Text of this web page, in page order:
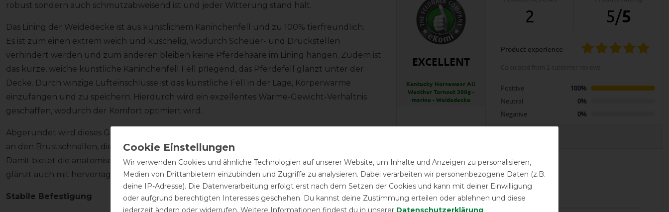
robust sondern auch schmutzabweisend ist und jeder Witterung stand hält.
Das Lining der Weidedecke ist aus künstlichem Kaninchenfell und zu 100% tierfreundlich.
Es ist zum einen extrem weich und kuschelig, wodurch Scheuer- und Druckstellen
verhindert werden und zum anderen bleiben keine Pferdehaare im Lining hängen. Zudem ist
das kurze, weiche künstliche Kaninchenfell Fell pflegend, das Pferdefell glänzt unter der
Decke. Durch winzige Lufteinschlüsse ist das künstliche Fell in der Lage, Körperwärme
einzufangen und zu speichern. Hierdurch wird ein exzellentes Wärme-Gewicht-Verhältnis
geschaffen, wodurch der Komfort optimiert wird.
Abgerundet wird dieses Gesamtkonzept durch liebevoll gestaltete kleine Lederapplikationen
an den Brustschnallen, die ebenso hochwertig sind, wie die messingfarbenen Kreuzgurte.
Damit bietet die anatomisch geformte Weidedecke nicht nur ein modisches Highlight, sondern
glänzt auch mit hervorragendem Komfort und Funktionalität.
Stabile Befestigung
EXCELLENT
Kentucky Horsewear All
Weather Turnout 300g -
marine - Weidedecke
2 5/5
product experience
Positive
100%
Neutral
0%
Negative
0%
31.12.2020
Ideal für unser Fellproblem.
Wir verwenden Cookies und ähnliche Technologien auf unserer Website, um Inhalte und Anzeigen zu personalisieren,
Medien von Drittanbietern einzubinden und Zugriffe zu analysieren. Dabei verarbeiten wir personenbezogene Daten (z.B.
deine IP-Adresse). Die Datenverarbeitung erfolgt erst nach dem Setzen der Cookies und kann mit deiner Einwilligung
oder aufgrund berechtigten Interesses geschehen. Du kannst deine Zustimmung erteilen oder ablehnen und diese
jederzeit ändern oder widerrufen. Weitere Informationen findest du in unserer Daten­schutz­erklärung.